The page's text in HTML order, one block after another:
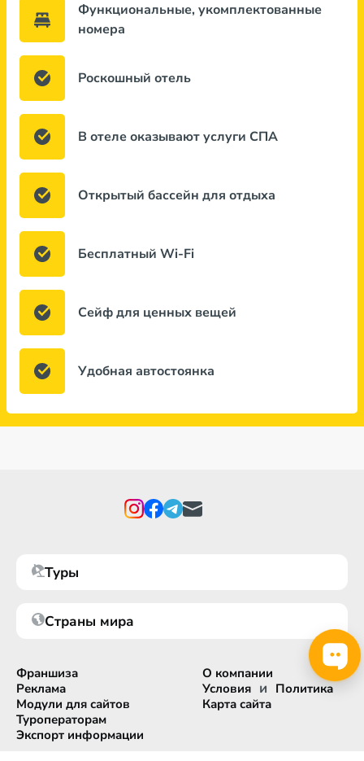
Функциональные, укомплектованные
номера
Роскошный отель
В отеле оказывают услуги СПА
Открытый бассейн для отдыха
Бесплатный Wi-Fi
Сейф для ценных вещей
Удобная автостоянка
Туры
Страны мира
Франшиза
Реклама
Модули для сайтов
Туроператорам
Экспорт информации
О компании
Условия и Политика
Карта сайта